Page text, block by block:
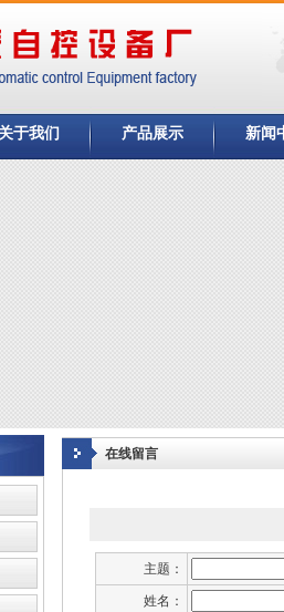
关于我们 产品展示 新闻
在线留言
主题：
姓名：